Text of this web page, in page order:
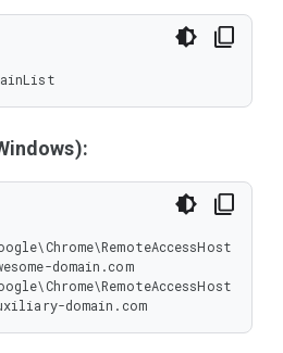
domain.com
domain.com